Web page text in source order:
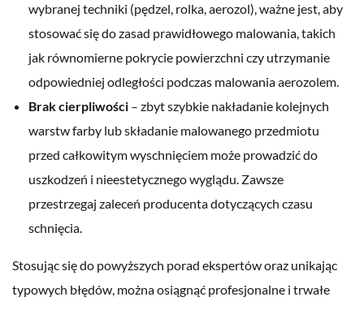
wybranej techniki (pędzel, rolka, aerozol), ważne jest, aby
stosować się do zasad prawidłowego malowania, takich
jak równomierne pokrycie powierzchni czy utrzymanie
odpowiedniej odległości podczas malowania aerozolem.
Brak cierpliwości – zbyt szybkie nakładanie kolejnych
warstw farby lub składanie malowanego przedmiotu
przed całkowitym wyschnięciem może prowadzić do
uszkodzeń i nieestetycznego wyglądu. Zawsze
przestrzegaj zaleceń producenta dotyczących czasu
schnięcia.
Stosując się do powyższych porad ekspertów oraz unikając
typowych błędów, można osiągnąć profesjonalne i trwałe